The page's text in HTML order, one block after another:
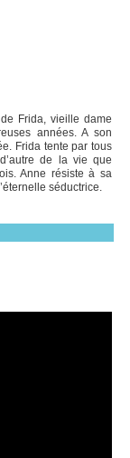
Frida, vieille dame
années. A son
Frida tente par tous
de la vie que
Anne résiste à sa
séductrice.